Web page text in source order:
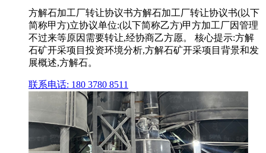
方解石加工厂转让协议书方解石加工厂转让协议书(以下
简称甲方)立协议单位:(以下简称乙方)甲方加工厂因管理
不过来等原因需要转让,经协商乙方愿。 核心提示:方解
石矿开采项目投资环境分析,方解石矿开采项目背景和发
展概述,方解石。
联系电话: 180 3780 8511